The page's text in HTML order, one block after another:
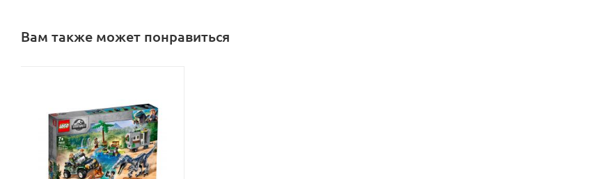
Вам также может понравиться